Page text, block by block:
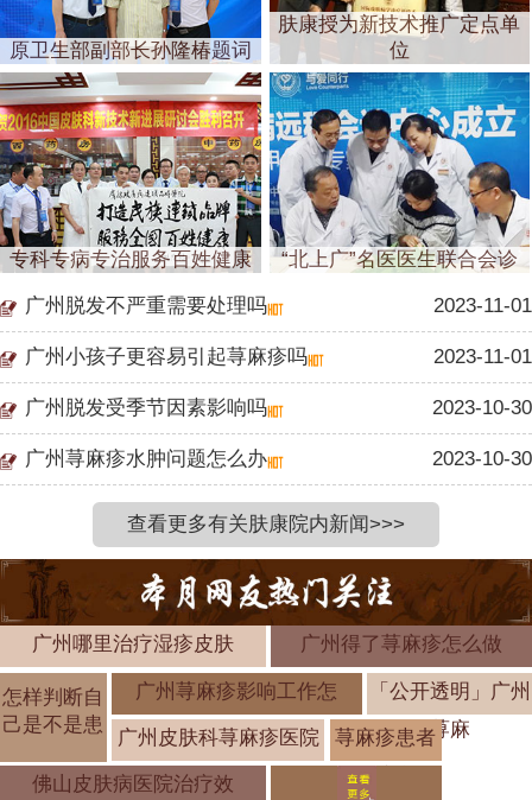
原卫生部副部长孙隆椿题词
肤康授为新技术推广定点单
位
专科专病专治服务百姓健康 “北上广”名医医生联合会诊
广州脱发不严重需要处理吗 2023-11-01
广州小孩子更容易引起荨麻疹吗 2023-11-01
广州脱发受季节因素影响吗 2023-10-30
广州荨麻疹水肿问题怎么办 2023-10-30
查看更多有关肤康院内新闻>>>
广州哪里治疗湿疹皮肤 广州得了荨麻疹怎么做
怎样判断自
己是不是患
广州荨麻疹影响工作怎
「公开透明」广州
荨麻
广州皮肤科荨麻疹医院
荨麻疹患者
饮食注意事
佛山皮肤病医院治疗效